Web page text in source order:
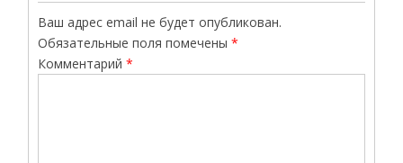
Ваш адрес email не будет опубликован.
Обязательные поля помечены*
Комментарий*